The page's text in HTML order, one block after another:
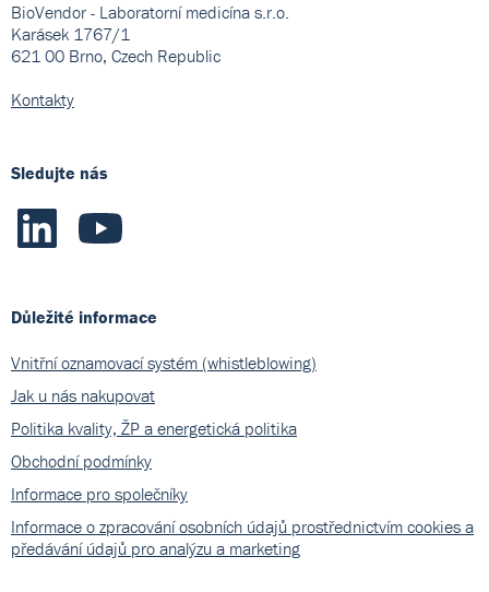
BioVendor - Laboratorní medicína s.r.o.
Karásek 1767/1
621 00 Brno, Czech Republic
Kontakty
Sledujte nás
Důležité informace
Vnitřní oznamovací systém (whistleblowing)
Jak u nás nakupovat
Politika kvality, ŽP a energetická politika
Obchodní podmínky
Informace pro společníky
Informace o zpracování osobních údajů prostřednictvím cookies a
předávání údajů pro analýzu a marketing